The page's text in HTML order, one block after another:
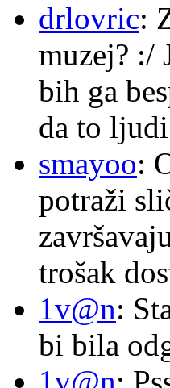
drlovric:
muzej? :/
bih ga
da to
smayoo:
potraži
trošak
1v@n:
bi bila